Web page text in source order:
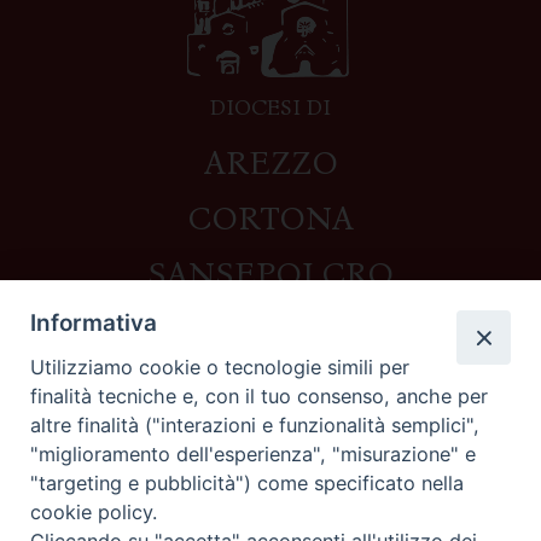
DIOCESI DI
AREZZO
CORTONA
SANSEPOLCRO
Contatti
Piazza del Duomo,1 - 52100 Arezzo
segreteria@diocesi.arezzo.it
Informativa privacy
Informativa
Utilizziamo cookie o tecnologie simili per
finalità tecniche e, con il tuo consenso, anche per
altre finalità ("interazioni e funzionalità semplici",
"miglioramento dell'esperienza", "misurazione" e
"targeting e pubblicità") come specificato nella
cookie policy.